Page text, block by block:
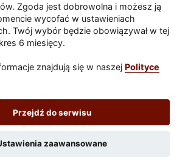
Zgoda jest dobrowolna i możesz ją
wycofać w ustawieniach
Twój wybór będzie obowiązywał w tej
6 miesięcy.
znajdują się w naszej Polityce
Przejdź do serwisu
zaawansowane